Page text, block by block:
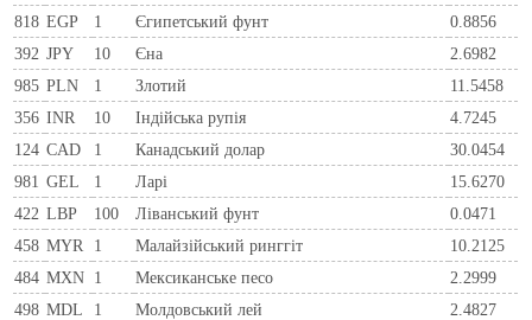
818 EGP 1 Єгипетський фунт
0.8856
392 JPY 10 Єна
2.6982
985 PLN 1 Злотий
11.5458
356 INR 10 Індійська рупія
4.7245
124 CAD 1 Канадський долар
30.0454
981 GEL 1 Ларi
15.6270
422 LBP 100 Ліванський фунт
0.0471
458 MYR 1 Малайзійський ринггіт
10.2125
484 MXN 1 Мексиканське песо
2.2999
498 MDL 1 Молдовський лей
2.4827